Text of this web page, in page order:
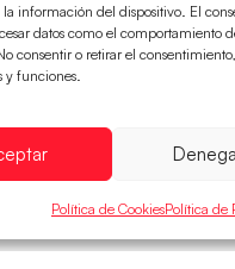
información del dispositivo. El
datos como el comportamiento
consentir o retirar el
y funciones.
Política de CookiesPolítica de
sellan su billete
han remontado con